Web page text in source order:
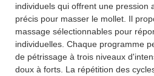
individuels qui offrent une pression
précis pour masser le mollet. Il
massage sélectionnables pour
individuelles. Chaque programme
de pétrissage à trois niveaux
doux à forts. La répétition des